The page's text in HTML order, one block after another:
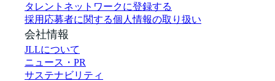
タレントネットワークに登録する
採用応募者に関する個人情報の取り扱い
会社情報
JLLについて
ニュース・PR
サステナビリティ